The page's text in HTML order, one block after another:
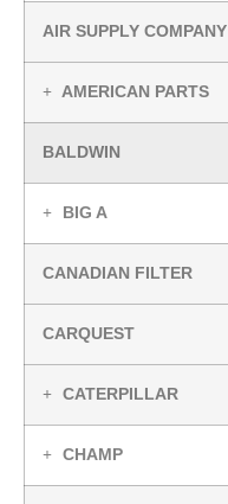
AIR SUPPLY COMPANY
AMERICAN PARTS
BALDWIN
BIG A
CANADIAN FILTER
CARQUEST
CATERPILLAR
CHAMP